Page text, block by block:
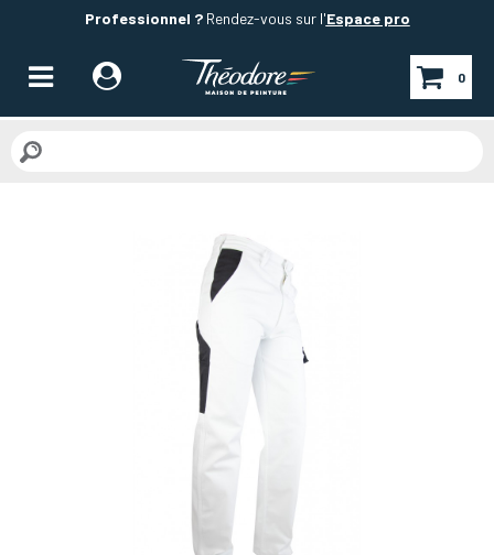
Professionnel ?Rendez-vous sur l'Espace pro
0